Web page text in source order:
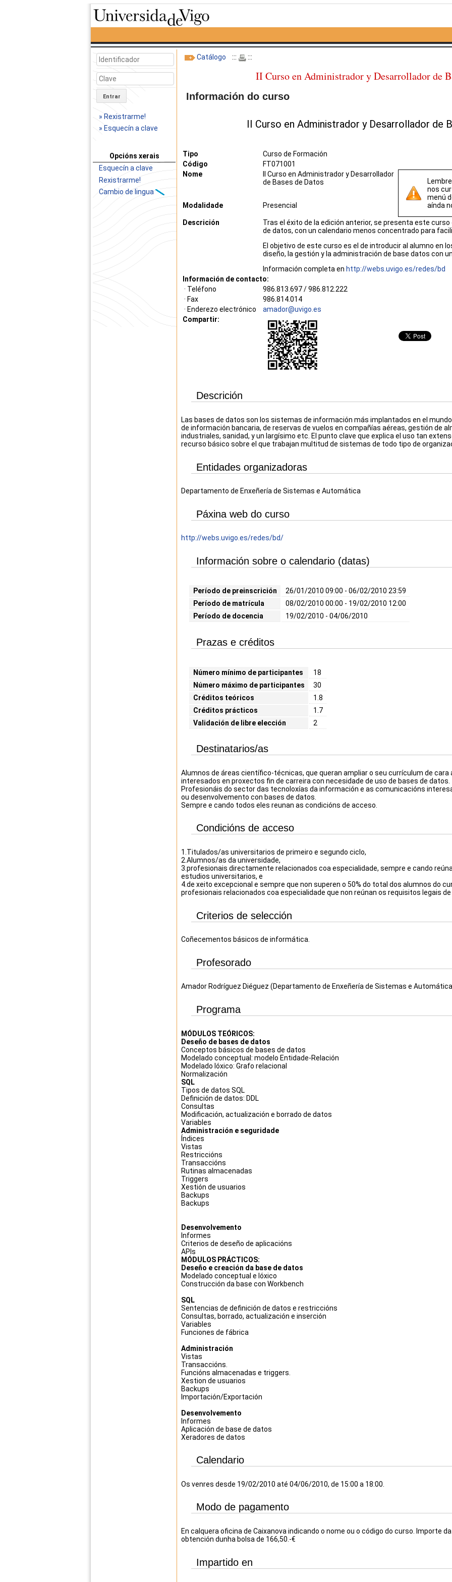
Entrar
» Rexistrarme!
» Esquecín a clave
Opcións xerais
Esquecín a clave
Rexistrarme!
Cambio de lingua
Catálogo ::: :::
II Curso en Administrador y Desarrollador de
Información do curso
II Curso en Administrador y Desarrollador de
Tipo
Curso de Formación
Código
FT071001
Nome
II Curso en Administrador y Desarrollador
de Bases de Datos
nos
menú
aínda
Modalidade Presencial
Descrición
Tras el éxito de la edición anterior, se presenta este
de datos, con un calendario menos concentrado para
El objetivo de este curso es el de introducir al alumno en
diseño, la gestión y la administración de base datos con
Información completa en http://webs.uvigo.es/redes/bd
Información de contacto:
· Teléfono
986.813.697 / 986.812.222
· Fax
986.814.014
· Enderezo electrónico
amador@uvigo.es
Compartir:
Descrición
Las bases de datos son los sistemas de información más implantados en el
de información bancaria, de reservas de vuelos en compañías aéreas, gestión de
industriales, sanidad, y un largísimo etc. El punto clave que explica el uso tan
recurso básico sobre el que trabajan multitud de sistemas de todo tipo de
Entidades organizadoras
Departamento de Enxeñería de Sistemas e Automática
Páxina web do curso
http://webs.uvigo.es/redes/bd/
Información sobre o calendario (datas)
Período de preinscrición
26/01/2010 09:00 - 06/02/2010 23:59
Período de matrícula
08/02/2010 00:00 - 19/02/2010 12:00
Período de docencia
19/02/2010 - 04/06/2010
Prazas e créditos
Número mínimo de participantes
18
Número máximo de participantes
30
Créditos teóricos
1.8
Créditos prácticos
1.7
Validación de libre elección
2
Destinatarios/as
Alumnos de áreas científico-técnicas, que queran ampliar o seu currículum de
interesados en proxectos fin de carreira con necesidade de uso de bases de datos.
Profesionáis do sector das tecnoloxías da información e as comunicacións
ou desenvolvemento con bases de datos.
Sempre e cando todos eles reunan as condicións de acceso.
Condicións de acceso
1.Titulados/as universitarios de primeiro e segundo ciclo,
2.Alumnos/as da universidade,
3.profesionais directamente relacionados coa especialidade, sempre e cando
estudios universitarios, e
4.de xeito excepcional e sempre que non superen o 50% do total dos alumnos do
profesionais relacionados coa especialidade que non reúnan os requisitos legais
Criterios de selección
Coñecementos básicos de informática.
Profesorado
Amador Rodríguez Diéguez (Departamento de Enxeñería de Sistemas e
Programa
MÓDULOS TEÓRICOS:
Deseño de bases de datos
Conceptos básicos de bases de datos
Modelado conceptual: modelo Entidade-Relación
Modelado lóxico: Grafo relacional
Normalización
SQL
Tipos de datos SQL
Definición de datos: DDL
Consultas
Modificación, actualización e borrado de datos
Variables
Administración e seguridade
Índices
Vistas
Restriccións
Transaccións
Rutinas almacenadas
Triggers
Xestión de usuarios
Backups
Backups
Desenvolvemento
Informes
Criterios de deseño de aplicacións
APIs
MÓDULOS PRÁCTICOS:
Deseño e creación da base de datos
Modelado conceptual e lóxico
Construcción da base con Workbench
SQL
Sentencias de definición de datos e restriccións
Consultas, borrado, actualización e inserción
Variables
Funciones de fábrica
Administración
Vistas
Transaccións.
Funcións almacenadas e triggers.
Xestion de usuarios
Backups
Importación/Exportación
Desenvolvemento
Informes
Aplicación de base de datos
Xeradores de datos
Calendario
Os venres desde 19/02/2010 até 04/06/2010, de 15:00 a 18:00.
Modo de pagamento
En calquera oficina de Caixanova indicando o nome ou o código do curso. Importe
obtención dunha bolsa de 166,50.-€
Impartido en